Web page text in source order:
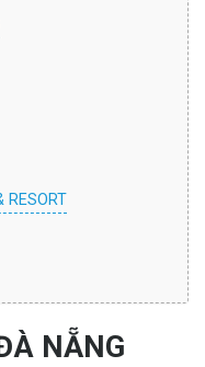
RESORT
NẴNG